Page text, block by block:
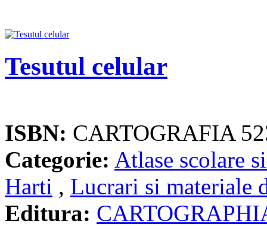
Tesutul celular
ISBN: CARTOGRAFIA
Categorie: Atlase scolare
Harti , Lucrari si materiale
Editura: